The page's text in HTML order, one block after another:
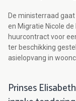
De ministerraad
en Migratie Nicole
huurcontract voor
ter beschikking
asielopvang in
Prinses